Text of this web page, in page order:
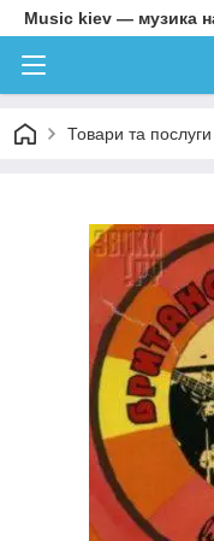
Music kiev — музика
Товари та послуги